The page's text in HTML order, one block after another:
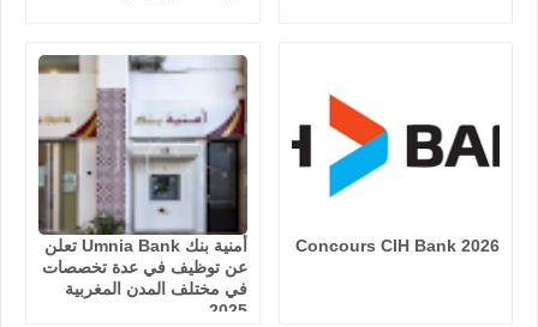
Concours CIH Bank 2026
أمنية بنك Umnia Bank تعلن
عن توظيف في عدة تخصصات
في مختلف المدن المغربية
2025